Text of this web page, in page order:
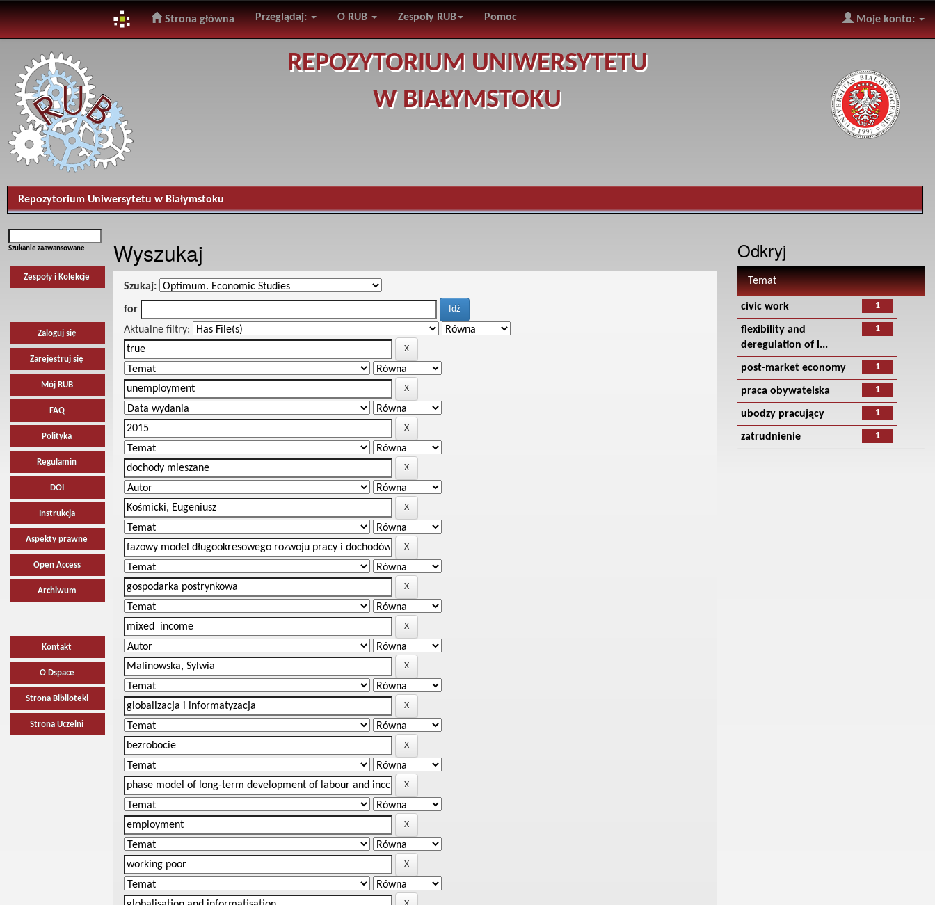
navigation
Strona główna Przeglądaj: O RUB Zespoły RUB Pomoc Moje konto:
REPOZYTORIUM UNIWERSYTETU
W BIAŁYMSTOKU
Repozytorium Uniwersytetu w Białymstoku
Szukanie zaawansowane
Zespoły i Kolekcje
Zaloguj się
Zarejestruj się
Mój RUB
FAQ
Polityka
Regulamin
DOI
Instrukcja
Aspekty prawne
Open Access
Archiwum
Kontakt
O Dspace
Strona Biblioteki
Strona Uczelni
Wyszukaj
Szukaj:
for
Aktualne filtry:
Odkryj
Temat
1
civic work
1
flexibility and
deregulation of l...
1
post-market economy
1
praca obywatelska
1
ubodzy pracujący
1
zatrudnienie